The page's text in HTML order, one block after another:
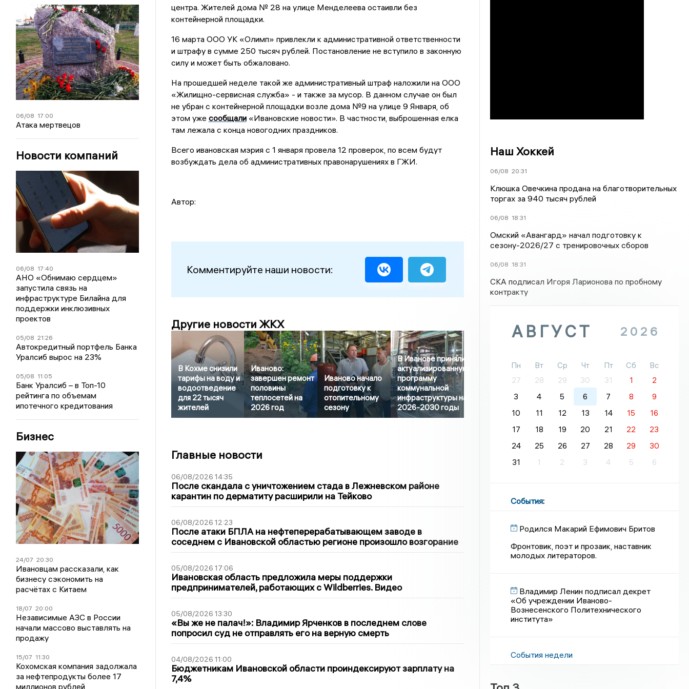
06/08 17:00
Атака мертвецов
Новости компаний
06/08 17:40
АНО «Обнимаю сердцем»
запустила связь на
инфраструктуре Билайна для
поддержки инклюзивных
проектов
05/08 21:26
Автокредитный портфель Банка
Уралсиб вырос на 23%
05/08 11:05
Банк Уралсиб – в Топ-10
рейтинга по объемам
ипотечного кредитования
Бизнес
24/07 20:30
Ивановцам рассказали, как
бизнесу сэкономить на
расчётах с Китаем
18/07 20:00
Независимые АЗС в России
начали массово выставлять на
продажу
15/07 11:30
Кохомская компания задолжала
за нефтепродукты более 17
миллионов рублей
центра. Жителей дома № 28 на улице Менделеева остаивли без
контейнерной площадки.
16 марта ООО УК «Олимп» привлекли к административной ответственности
и штрафу в сумме 250 тысяч рублей. Постановление не вступило в законную
силу и может быть обжаловано.
На прошедшей неделе такой же административный штраф наложили на ООО
«Жилищно-сервисная служба» - и также за мусор. В данном случае он был
не убран с контейнерной площадки возле дома №9 на улице 9 Января, об
этом уже сообщали«Ивановские новости». В частности, выброшенная елка
там лежала с конца новогодних праздников.
Всего ивановская мэрия с 1 января провела 12 проверок, по всем будут
возбуждать дела об административных правонарушениях в ГЖИ.
Автор:
Комментируйте наши новости:
Другие новости ЖКХ
В Кохме снизили
тарифы на воду и
водоотведение
для 22 тысяч
жителей
Иваново:
завершен ремонт
половины
теплосетей на
2026 год
Иваново начало
подготовку к
отопительному
сезону
В Иванове приняли
актуализированную
программу
коммунальной
инфраструктуры на
2026-2030 годы
Главные новости
06/08/2026 14:35
После скандала с уничтожением стада в Лежневском районе
карантин по дерматиту расширили на Тейково
06/08/2026 12:23
После атаки БПЛА на нефтеперерабатывающем заводе в
соседнем с Ивановской областью регионе произошло возгорание
05/08/2026 17:06
Ивановская область предложила меры поддержки
предпринимателей, работающих с Wildberries. Видео
05/08/2026 13:30
«Вы же не палач!»: Владимир Ярченков в последнем слове
попросил суд не отправлять его на верную смерть
04/08/2026 11:00
Бюджетникам Ивановской области проиндексируют зарплату на
7,4%
Наш Хоккей
06/08 20:31
Клюшка Овечкина продана на благотворительных
торгах за 940 тысяч рублей
06/08 18:31
Омский «Авангард» начал подготовку к
сезону-2026/27 с тренировочных сборов
06/08 18:31
СКА подписал Игоря Ларионова по пробному
контракту
АВГУСТ 2026
Пн Вт Ср Чт Пт Сб
Вс
27
28 29 30 31 1
2
3
4 5 6 7 8
9
10
11 12 13 14 15
16
17
18 19 20 21 22
23
24
25 26 27 28 29
30
31
1 2 3 4 5 6
События:
Родился Макарий Ефимович Бритов
Фронтовик, поэт и прозаик, наставник
молодых литераторов.
Владимир Ленин подписал декрет
«Об учреждении Иваново-
Вознесенского Политехнического
института»
События недели